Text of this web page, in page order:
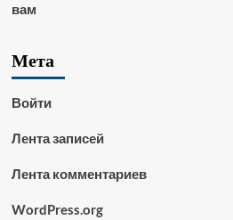
вам
Мета
Войти
Лента записей
Лента комментариев
WordPress.org